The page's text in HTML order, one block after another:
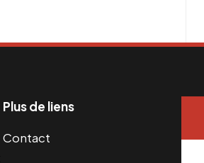
Plus de liens
Contact